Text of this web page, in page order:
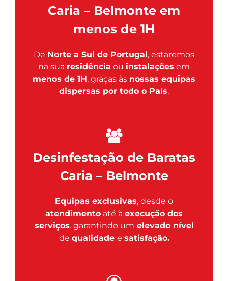
Caria – Belmonte em
menos de 1H
De Norte a Sul de Portugal, estaremos
na sua residência ou instalações em
menos de 1H, graças às nossas equipas
dispersas por todo o País.
Desinfestação de Baratas
Caria – Belmonte
Equipas exclusivas, desde o
atendimento até à execução dos
serviços. garantindo um elevado nível
de qualidade e satisfação.